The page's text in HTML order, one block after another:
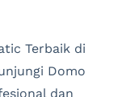
Terbaik di
Domo
dan